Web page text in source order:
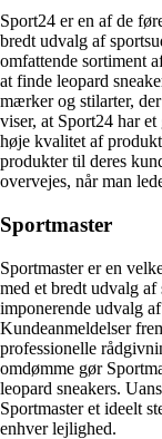
Sport24 er en af de
bredt udvalg af
omfattende sortiment
at finde leopard
mærker og stilarter,
viser, at Sport24 har
høje kvalitet af
produkter til deres
overvejes, når man
Sportmaster
Sportmaster er en
med et bredt udvalg
imponerende udvalg
Kundeanmeldelser
professionelle
omdømme gør
leopard sneakers.
Sportmaster et ideelt
enhver lejlighed.